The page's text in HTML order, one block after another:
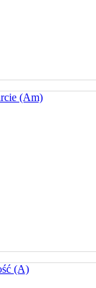
(Am)
(A)